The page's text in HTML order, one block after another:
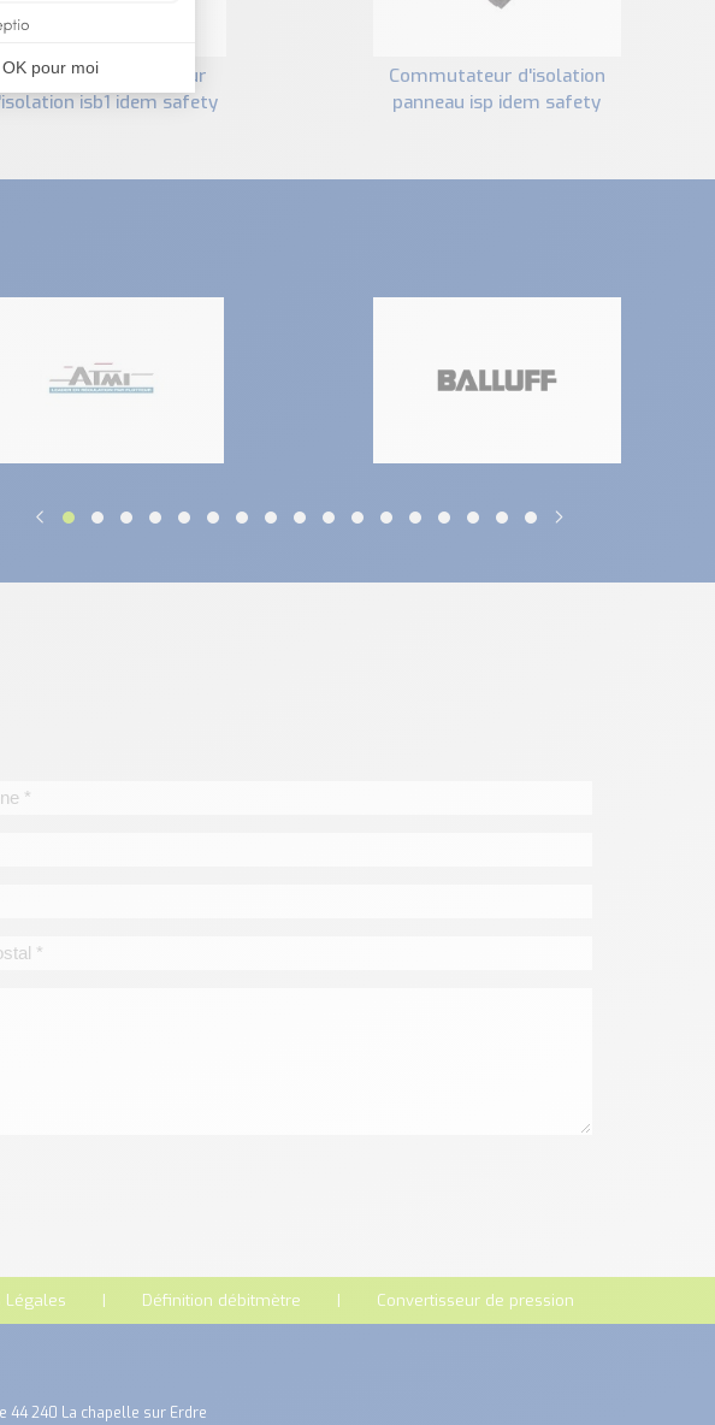
boîtier de commutateur
isb1 idem safety
commutateur d'isolation
panneau isp idem safety
Légales Définition débitmètre Convertisseur de pression
44 240 La chapelle sur Erdre